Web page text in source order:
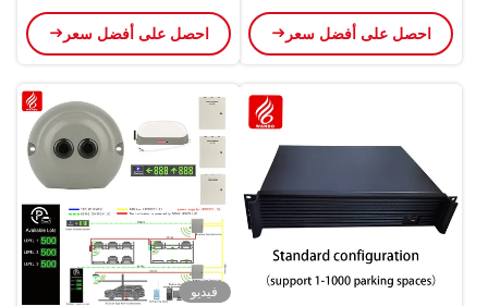
الصوتية PGS
احصل على أفضل سعر
الحمراء هاتف أندرويد تطبيق
الهاتف المحمول جهاز ضبط
الأخطاء
احصل على أفضل سعر
فيديو